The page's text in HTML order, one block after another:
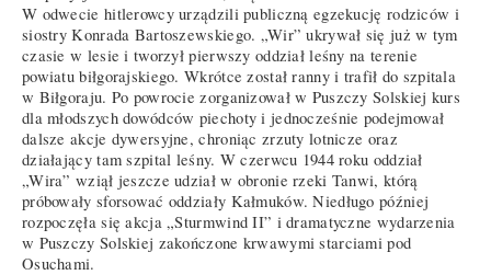
W odwecie hitlerowcy urządzili publiczną egzekucję rodziców i
siostry Konrada Bartoszewskiego. „Wir” ukrywał się już w tym
czasie w lesie i tworzył pierwszy oddział leśny na terenie
powiatu biłgorajskiego. Wkrótce został ranny i trafił do szpitala
w Biłgoraju. Po powrocie zorganizował w Puszczy Solskiej kurs
dla młodszych dowódców piechoty i jednocześnie podejmował
dalsze akcje dywersyjne, chroniąc zrzuty lotnicze oraz
działający tam szpital leśny. W czerwcu 1944 roku oddział
„Wira” wziął jeszcze udział w obronie rzeki Tanwi, którą
próbowały sforsować oddziały Kałmuków. Niedługo później
rozpoczęła się akcja „Sturmwind II” i dramatyczne wydarzenia
w Puszczy Solskiej zakończone krwawymi starciami pod
Osuchami.